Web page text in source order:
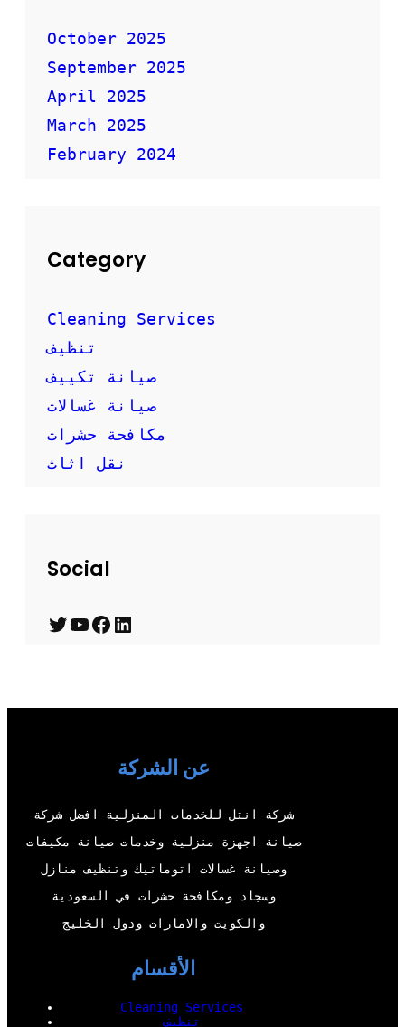
October 2025
September 2025
April 2025
March 2025
February 2024
Category
Cleaning Services
تنظيف
صيانة تكييف
صيانة غسالات
مكافحة حشرات
نقل اثاث
Social
T
r
Y
e
F
o
k
L
d
I
n
عن الشركة
شركة انتل للخدمات المنزلية افضل شركة
صيانة اجهزة منزلية وخدمات صيانة مكيفات
وصيانة غسالات اتوماتيك وتنظيف منازل
وسجاد ومكافحة حشرات في السعودية
والكويت والامارات ودول الخليج
الأقسام
Cleaning Services
تنظيف